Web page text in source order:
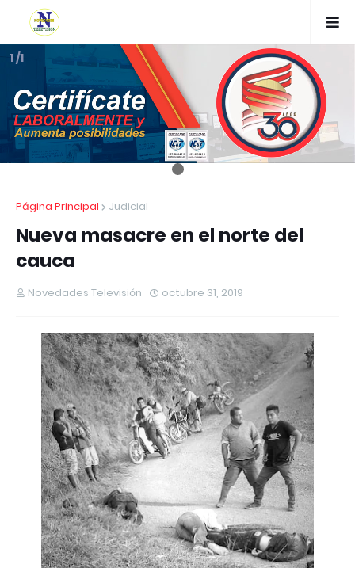
1 /1
Página Principal Judicial
Nueva masacre en el norte del
cauca
Novedades Televisión octubre 31, 2019